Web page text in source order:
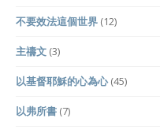
不要效法這個世界 (12)
主禱文 (3)
以基督耶穌的心為心(45)
以弗所書 (7)